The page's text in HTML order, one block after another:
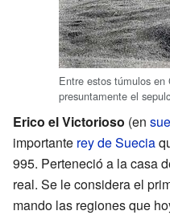
Entre estos túmulos en
presuntamente el
Erico el Victorioso (en
importante rey de Suecia
995. Perteneció a la casa
real. Se le considera el
mando las regiones que